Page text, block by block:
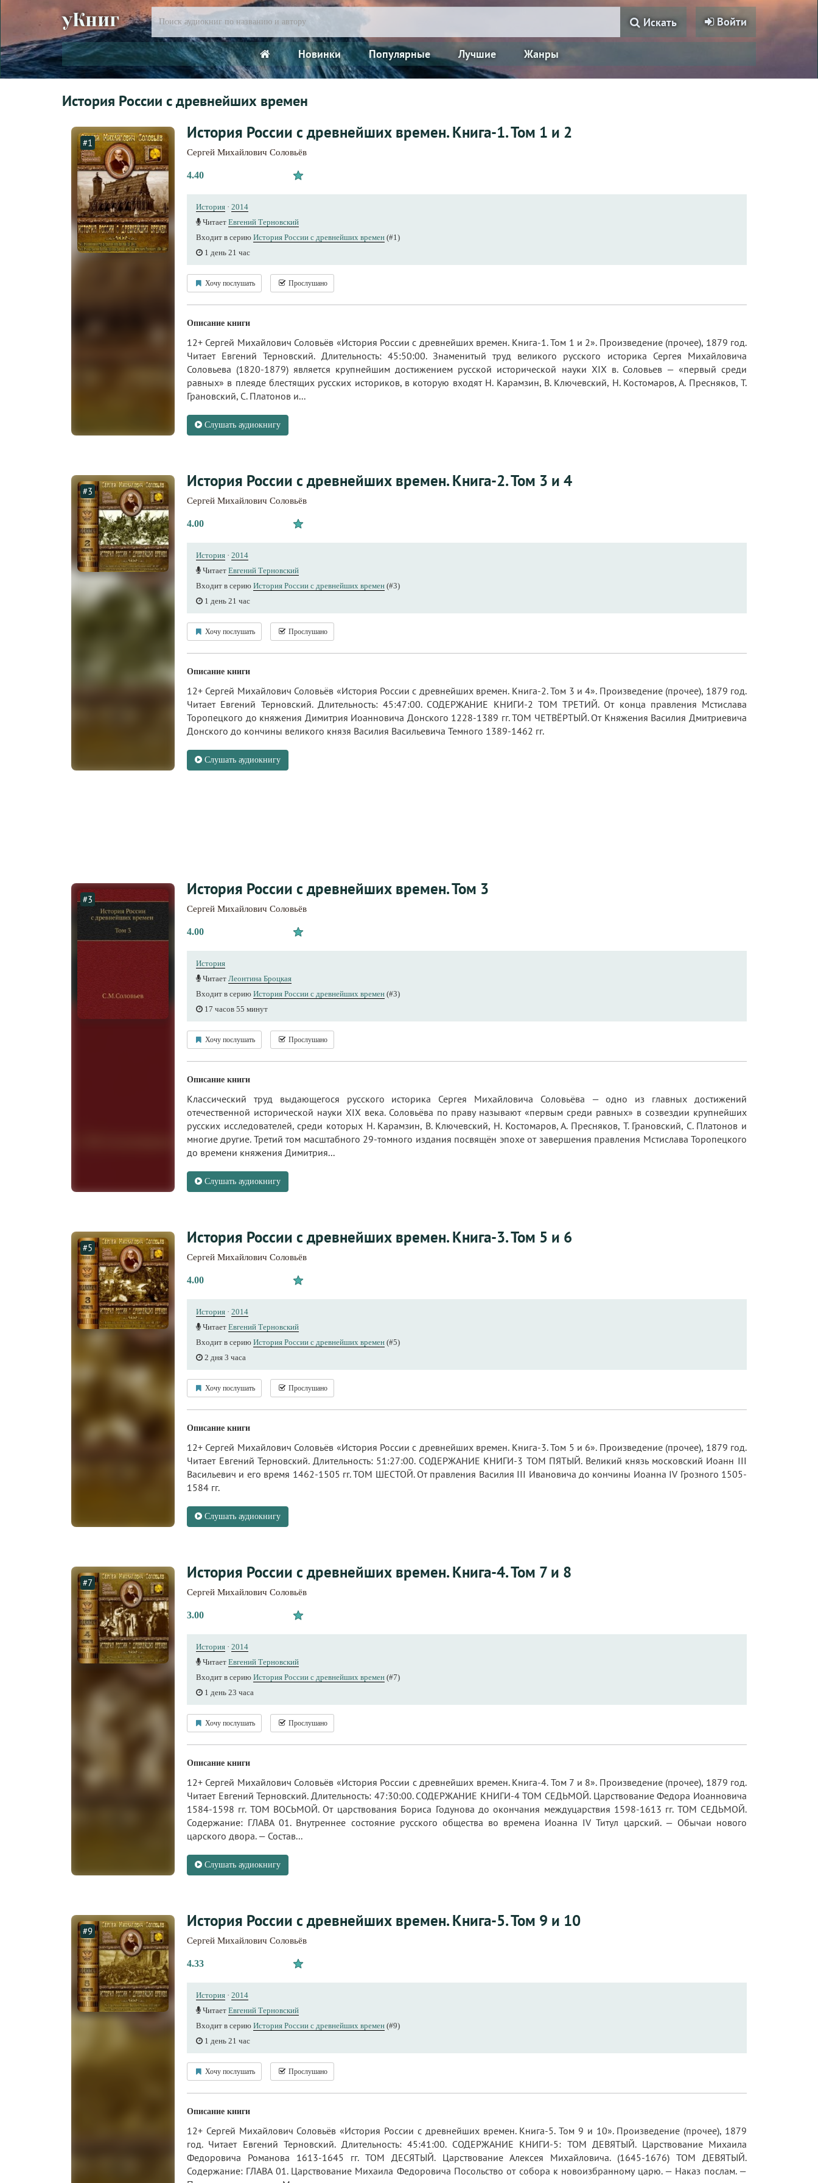
уКниг Войти
Искать
Новинки Популярные Лучшие Жанры
История России с древнейших времен
#1
История России с древнейших времен. Книга-1. Том 1 и 2
Сергей Михайлович Соловьёв
4.40
История · 2014
Читает Евгений Терновский
Входит в серию История России с древнейших времен (#1)
1 день 21 час
Хочу послушать Прослушано
Описание книги
12+ Сергей Михайлович Соловьёв «История России с древнейших времен. Книга-1. Том 1 и 2». Произведение (прочее), 1879 год.
Читает Евгений Терновский. Длительность: 45:50:00. Знаменитый труд великого русского историка Сергея Михайловича
Соловьева (1820-1879) является крупнейшим достижением русской исторической науки XIX в. Соловьев — «первый среди
равных» в плеяде блестящих русских историков, в которую входят Н. Карамзин, В. Ключевский, Н. Костомаров, А. Пресняков, Т.
Грановский, С. Платонов и...
Слушать аудиокнигу
#3
История России с древнейших времен. Книга-2. Том 3 и 4
Сергей Михайлович Соловьёв
4.00
История · 2014
Читает Евгений Терновский
Входит в серию История России с древнейших времен (#3)
1 день 21 час
Хочу послушать Прослушано
Описание книги
12+ Сергей Михайлович Соловьёв «История России с древнейших времен. Книга-2. Том 3 и 4». Произведение (прочее), 1879 год.
Читает Евгений Терновский. Длительность: 45:47:00. СОДЕРЖАНИЕ КНИГИ-2 ТОМ ТРЕТИЙ. От конца правления Мстислава
Торопецкого до княжения Димитрия Иоанновича Донского 1228-1389 гг. ТОМ ЧЕТВЁРТЫЙ. От Княжения Василия Дмитриевича
Донского до кончины великого князя Василия Васильевича Темного 1389-1462 гг.
Слушать аудиокнигу
#3
История России с древнейших времен. Том 3
Сергей Михайлович Соловьёв
4.00
История
Читает Леонтина Броцкая
Входит в серию История России с древнейших времен (#3)
17 часов 55 минут
Хочу послушать Прослушано
Описание книги
Классический труд выдающегося русского историка Сергея Михайловича Соловьёва — одно из главных достижений
отечественной исторической науки XIX века. Соловьёва по праву называют «первым среди равных» в созвездии крупнейших
русских исследователей, среди которых Н. Карамзин, В. Ключевский, Н. Костомаров, А. Пресняков, Т. Грановский, С. Платонов и
многие другие. Третий том масштабного 29-томного издания посвящён эпохе от завершения правления Мстислава Торопецкого
до времени княжения Димитрия...
Слушать аудиокнигу
#5
История России с древнейших времен. Книга-3. Том 5 и 6
Сергей Михайлович Соловьёв
4.00
История · 2014
Читает Евгений Терновский
Входит в серию История России с древнейших времен (#5)
2 дня 3 часа
Хочу послушать Прослушано
Описание книги
12+ Сергей Михайлович Соловьёв «История России с древнейших времен. Книга-3. Том 5 и 6». Произведение (прочее), 1879 год.
Читает Евгений Терновский. Длительность: 51:27:00. СОДЕРЖАНИЕ КНИГИ-3 ТОМ ПЯТЫЙ. Великий князь московский Иоанн III
Васильевич и его время 1462-1505 гг. ТОМ ШЕСТОЙ. От правления Василия III Ивановича до кончины Иоанна IV Грозного 1505-
1584 гг.
Слушать аудиокнигу
#7
История России с древнейших времен. Книга-4. Том 7 и 8
Сергей Михайлович Соловьёв
3.00
История · 2014
Читает Евгений Терновский
Входит в серию История России с древнейших времен (#7)
1 день 23 часа
Хочу послушать Прослушано
Описание книги
12+ Сергей Михайлович Соловьёв «История России с древнейших времен. Книга-4. Том 7 и 8». Произведение (прочее), 1879 год.
Читает Евгений Терновский. Длительность: 47:30:00. СОДЕРЖАНИЕ КНИГИ-4 ТОМ СЕДЬМОЙ. Царствование Федора Иоанновича
1584-1598 гг. ТОМ ВОСЬМОЙ. От царствования Бориса Годунова до окончания междуцарствия 1598-1613 гг. ТОМ СЕДЬМОЙ.
Содержание: ГЛАВА 01. Внутреннее состояние русского общества во времена Иоанна IV Титул царский. — Обычаи нового
царского двора. — Состав...
Слушать аудиокнигу
#9
История России с древнейших времен. Книга-5. Том 9 и 10
Сергей Михайлович Соловьёв
4.33
История · 2014
Читает Евгений Терновский
Входит в серию История России с древнейших времен (#9)
1 день 21 час
Хочу послушать Прослушано
Описание книги
12+ Сергей Михайлович Соловьёв «История России с древнейших времен. Книга-5. Том 9 и 10». Произведение (прочее), 1879
год. Читает Евгений Терновский. Длительность: 45:41:00. СОДЕРЖАНИЕ КНИГИ-5: ТОМ ДЕВЯТЫЙ. Царствование Михаила
Федоровича Романова 1613-1645 гг. ТОМ ДЕСЯТЫЙ. Царствование Алексея Михайловича. (1645-1676) ТОМ ДЕВЯТЫЙ.
Содержание: ГЛАВА 01. Царствование Михаила Федоровича Посольство от собора к новоизбранному царю. — Наказ послам. —